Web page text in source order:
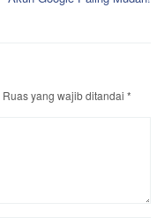
Ruas yang wajib ditandai *